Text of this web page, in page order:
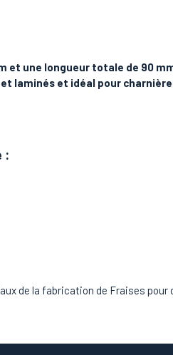
et une longueur totale de 90
laminés et idéal pour
:
de la fabrication de Fraises pour